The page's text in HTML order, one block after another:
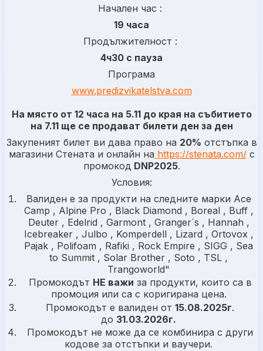
Начален час :
19 часа
Продължителност :
4ч30 с пауза
Програма
www.predizvikatelstva.com
На място от 12 часа на 5.11 до края на събитието
на 7.11 ще се продават билети ден за ден
Закупеният билет ви дава право на 20% отстъпка в
магазини Стената и онлайн на https://stenata.com/с
промокод DNP2025.
Условия:
Валиден е за продукти на следните марки Ace
Camp , Alpine Pro , Black Diamond , Boreal , Buff ,
Deuter , Edelrid , Garmont , Granger`s , Hannah ,
Icebreaker , Julbo , Komperdell , Lizard , Ortovox ,
Pajak , Polifoam , Rafiki , Rock Empire , SIGG , Sea
to Summit , Solar Brother , Soto , TSL ,
Trangoworld"
Промокодът НЕ важи за продукти, които са в
промоция или са с коригирана цена.
Промокодът е валиден от 15.08.2025г.
до 31.03.2026г.
Промокодът не може да се комбинира с други
кодове за отстъпки и ваучери.